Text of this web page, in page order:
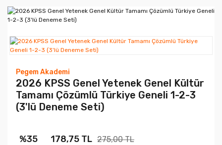
Pegem Akademi
2026 KPSS Genel Yetenek Genel Kültür
Tamamı Çözümlü Türkiye Geneli 1-2-3
(3'lü Deneme Seti)
%35 178,75 TL 275,00 TL